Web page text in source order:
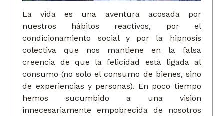
La vida es una aventura acosada por
nuestros hábitos reactivos, por el
condicionamiento social y por la hipnosis
colectiva que nos mantiene en la falsa
creencia de que la felicidad está ligada al
consumo (no solo el consumo de bienes, sino
de experiencias y personas). En poco tiempo
hemos sucumbido a una visión
innecesariamente empobrecida de nosotros